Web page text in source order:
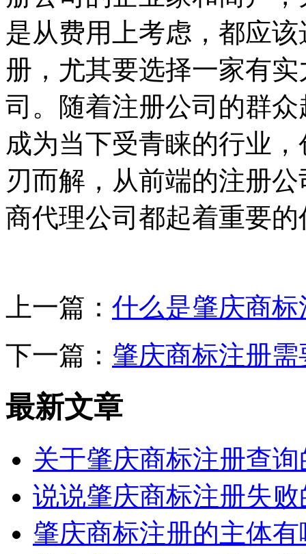
是从费用上考虑，都应
册，尤其要选择一家有
司。随着注册公司的群
成为当下受青睐的行业
刃而解，从前端的注册
商代理公司都起着重要的
上一篇： 什么是肇庆商
下一篇： 肇庆商标注册
最新文章
关于肇庆商标注册查
说说肇庆商标注册失
肇庆商标注册的主体有